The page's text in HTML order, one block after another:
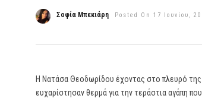
Σοφία Μπεκιάρη Posted On 17 Ιουνίου,
Η Νατάσα Θεοδωρίδου έχοντας στο πλευρό
ευχαρίστησαν θερμά για την τεράστια αγάπη